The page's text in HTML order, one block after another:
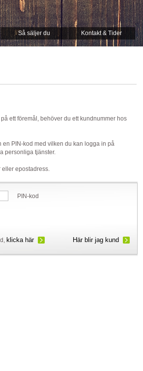
Så säljer du Kontakt & Tider
ett föremål, behöver du ett kundnummer hos
en PIN-kod med vilken du kan logga in på
personliga tjänster.
eller epostadress.
PIN-kod
klicka här Här blir jag kund